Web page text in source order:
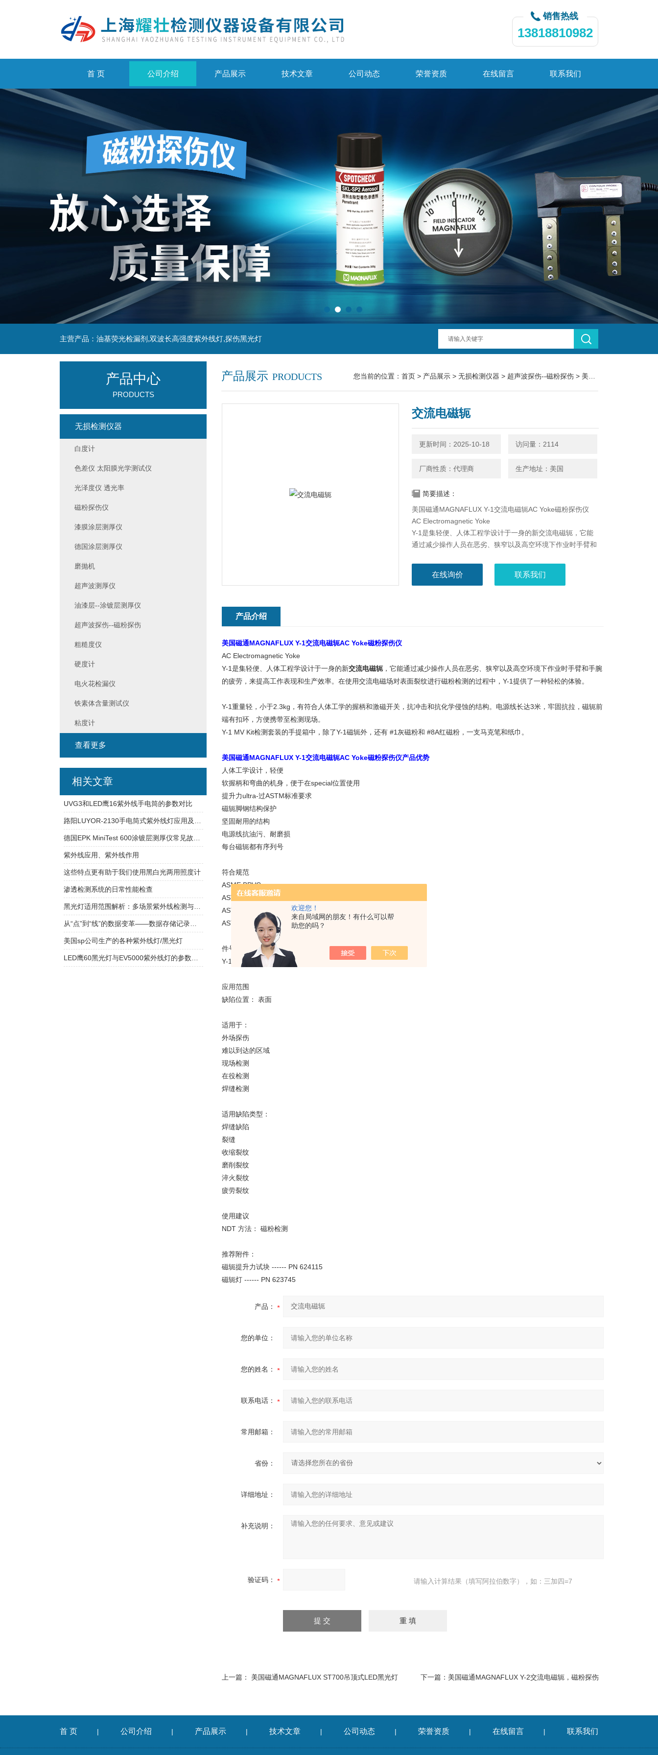
欢迎您！
来自局域网的朋友！有什么可以帮
助您的吗？
销售热线
13818810982
首 页 公司介绍 产品展示 技术文章 公司动态 荣誉资质 在线留言 联系我们
主营产品：油基荧光检漏剂,双波长高强度紫外线灯,探伤黑光灯
产品展示 PRODUCTS 您当前的位置： 首页 > 产品展示 > 无损检测仪器 > 超声波探伤--磁粉探伤 > 美国磁通 Y-1交流电磁轭
交流电磁轭
更新时间：2025-10-18 访问量：2114
厂商性质：代理商 生产地址：美国
简要描述：
美国磁通MAGNAFLUX Y-1交流电磁轭AC Yoke磁粉探伤仪
AC Electromagnetic Yoke
Y-1是集轻便、人体工程学设计于一身的新交流电磁轭，它能
通过减少操作人员在恶劣、狭窄以及高空环境下作业时手臂和
在线询价 联系我们
产品介绍
美国磁通MAGNAFLUX Y-1交流电磁轭AC Yoke磁粉探伤仪
AC Electromagnetic Yoke
Y-1是集轻便、人体工程学设计于一身的新交流电磁轭 ，它能通过减少操作人员在恶劣、狭窄以及高空环境下作业时手臂和手腕
的疲劳，来提高工作表现和生产效率。在使用交流电磁场对表面裂纹进行磁粉检测的过程中，Y-1提供了一种轻松的体验。
Y-1重量轻，小于2.3kg，有符合人体工学的握柄和激磁开关，抗冲击和抗化学侵蚀的结构。电源线长达3米，牢固抗拉，磁轭前
端有扣环，方便携带至检测现场。
Y-1 MV Kit检测套装的手提箱中，除了Y-1磁轭外，还有 #1灰磁粉和 #8A红磁粉，一支马克笔和纸巾。
美国磁通MAGNAFLUX Y-1交流电磁轭AC Yoke磁粉探伤仪产品优势
人体工学设计，轻便
软握柄和弯曲的机身，便于在special位置使用
提升力ultra-过ASTM标准要求
磁轭脚钢结构保护
坚固耐用的结构
电源线抗油污、耐磨损
每台磁轭都有序列号
符合规范
ASME BPVC
ASTM E709
ASTM E1444
ASTM E3024
件号
Y-1， 220-230V ------ 623503
应用范围
缺陷位置： 表面
适用于：
外场探伤
难以到达的区域
现场检测
在役检测
焊缝检测
适用缺陷类型：
焊缝缺陷
裂缝
收缩裂纹
磨削裂纹
淬火裂纹
疲劳裂纹
使用建议
NDT 方法： 磁粉检测
推荐附件：
磁轭提升力试块 ------ PN 624115
磁轭灯 ------ PN 623745
产品：
您的单位：
您的姓名：
联系电话：
常用邮箱：
省份：
详细地址：
补充说明：
验证码： 请输入计算结果（填写阿拉伯数字），如：三加四=7
上一篇： 美国磁通MAGNAFLUX ST700吊顶式LED黑光灯 下一篇： 美国磁通MAGNAFLUX Y-2交流电磁轭，磁粉探伤
产品中心
PRODUCTS
无损检测仪器
白度计
色差仪 太阳膜光学测试仪
光泽度仪 透光率
磁粉探伤仪
漆膜涂层测厚仪
德国涂层测厚仪
磨抛机
超声波测厚仪
油漆层--涂镀层测厚仪
超声波探伤--磁粉探伤
粗糙度仪
硬度计
电火花检漏仪
铁素体含量测试仪
粘度计
查看更多
相关文章
UVG3和LED鹰16紫外线手电筒的参数对比
紫外线应用、紫外线作用
这些特点更有助于我们使用黑白光两用照度计
渗透检测系统的日常性能检查
黑光灯适用范围解析：多场景紫外线检测与应用解决方案​
从“点”到“线”的数据变革——数据存储记录仪在过程监控中的核心价值
美国sp公司生产的各种紫外线灯/黑光灯
首 页 | 公司介绍 | 产品展示 | 技术文章 | 公司动态 | 荣誉资质 | 在线留言 | 联系我们